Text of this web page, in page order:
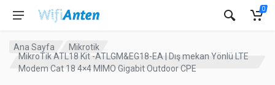
0
Ana Sayfa
Mikrotik
MikroTik ATL18 Kit -ATLGM&EG18-EA | Dış mekan Yönlü LTE
Modem Cat 18 4×4 MIMO Gigabit Outdoor CPE